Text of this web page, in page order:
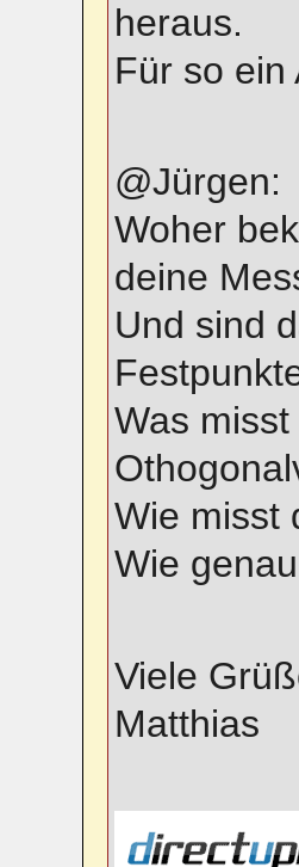
heraus.
Für so ein
@Jürgen:
Woher
deine
Und sind
Was
Wie misst
Wie
Viele
Matthias